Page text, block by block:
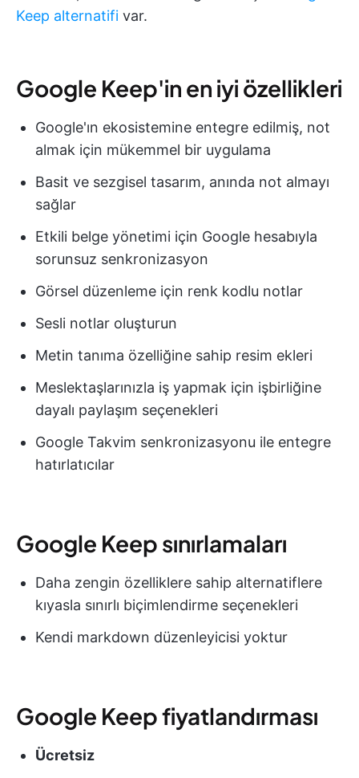
Keep alternatifi var.
Google Keep'in en iyi özellikleri
Google'ın ekosistemine entegre edilmiş, not
almak için mükemmel bir uygulama
Basit ve sezgisel tasarım, anında not almayı
sağlar
Etkili belge yönetimi için Google hesabıyla
sorunsuz senkronizasyon
Görsel düzenleme için renk kodlu notlar
Sesli notlar oluşturun
Metin tanıma özelliğine sahip resim ekleri
Meslektaşlarınızla iş yapmak için işbirliğine
dayalı paylaşım seçenekleri
Google Takvim senkronizasyonu ile entegre
hatırlatıcılar
Google Keep sınırlamaları
Daha zengin özelliklere sahip alternatiflere
kıyasla sınırlı biçimlendirme seçenekleri
Kendi markdown düzenleyicisi yoktur
Google Keep fiyatlandırması
Ücretsiz